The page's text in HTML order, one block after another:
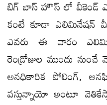
బిగ్ బాస్ హౌస్ లో వీకెండ్
కంటే కూడా ఎలిమినేషన్
ఎవరు ఈ వారం
రెండ్రోజుల ముందు
అనధికారిక పోలింగ్,
వస్తున్నాయో అంటూ